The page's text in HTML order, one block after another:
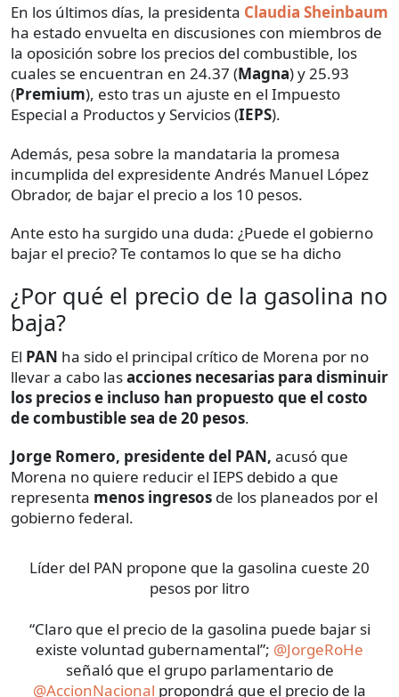
En los últimos días, la presidenta Claudia Sheinbaum
ha estado envuelta en discusiones con miembros de
la oposición sobre los precios del combustible, los
cuales se encuentran en 24.37 (Magna) y 25.93
(Premium), esto tras un ajuste en el Impuesto
Especial a Productos y Servicios (IEPS).
Además, pesa sobre la mandataria la promesa
incumplida del expresidente Andrés Manuel López
Obrador, de bajar el precio a los 10 pesos.
Ante esto ha surgido una duda: ¿Puede el gobierno
bajar el precio? Te contamos lo que se ha dicho
¿Por qué el precio de la gasolina no
baja?
El PAN ha sido el principal crítico de Morena por no
llevar a cabo lasacciones necesarias para disminuir
los precios e incluso han propuesto que el costo
de combustible sea de 20 pesos.
Jorge Romero, presidente del PAN, acusó que
Morena no quiere reducir el IEPS debido a que
representa menos ingresos de los planeados por el
gobierno federal.
Líder del PAN propone que la gasolina cueste 20
pesos por litro
“Claro que el precio de la gasolina puede bajar si
existe voluntad gubernamental”; @JorgeRoHe
señaló que el grupo parlamentario de
@AccionNacional propondrá que el precio de la